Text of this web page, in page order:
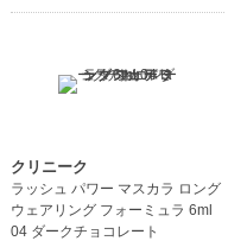
クリニーク
ラッシュ パワー マスカラ ロング
ウェアリング フォーミュラ 6ml
04 ダークチョコレート